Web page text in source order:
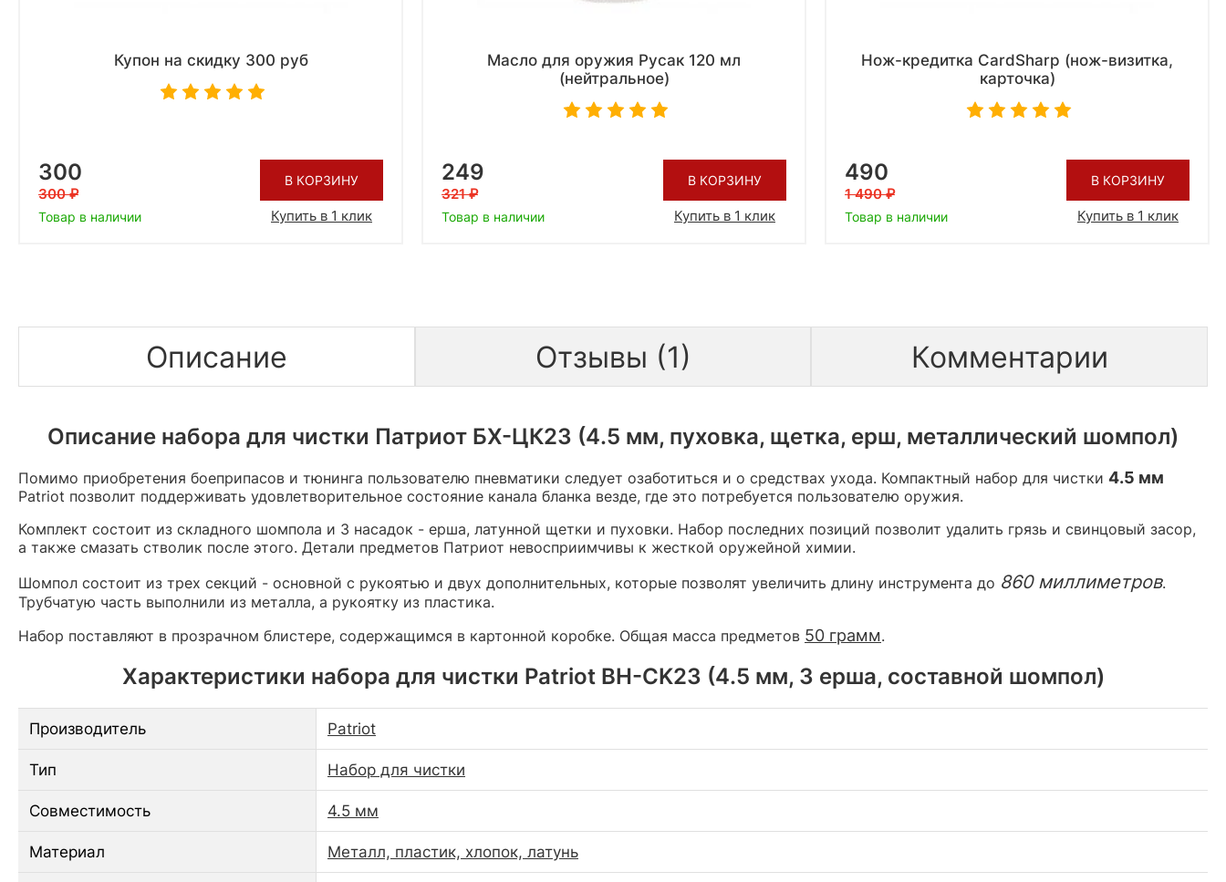
Купон на скидку 300 руб
300
300
Товар в наличии
В КОРЗИНУ
Купить в 1 клик
Масло для оружия Русак 120 мл
(нейтральное)
249
321
Товар в наличии
В КОРЗИНУ
Купить в 1 клик
Нож-кредитка CardSharp (нож-визитка,
карточка)
490
1 490
Товар в наличии
В КОРЗИНУ
Купить в 1 клик
Описание Отзывы (1) Комментарии
Описание набора для чистки Патриот БХ-ЦК23 (4.5 мм, пуховка, щетка, ерш, металлический шомпол)
Помимо приобретения боеприпасов и тюнинга пользователю пневматики следует озаботиться и о средствах ухода. Компактный набор для чистки 4.5 мм
Patriot позволит поддерживать удовлетворительное состояние канала бланка везде, где это потребуется пользователю оружия.
Комплект состоит из складного шомпола и 3 насадок - ерша, латунной щетки и пуховки. Набор последних позиций позволит удалить грязь и свинцовый засор,
а также смазать стволик после этого. Детали предметов Патриот невосприимчивы к жесткой оружейной химии.
Шомпол состоит из трех секций - основной с рукоятью и двух дополнительных, которые позволят увеличить длину инструмента до 860 миллиметров.
Трубчатую часть выполнили из металла, а рукоятку из пластика.
Набор поставляют в прозрачном блистере, содержащимся в картонной коробке. Общая масса предметов 50 грамм.
Характеристики набора для чистки Patriot BH-CK23 (4.5 мм, 3 ерша, составной шомпол)
Производитель Patriot
Тип Набор для чистки
Совместимость 4.5 мм
Материал Металл, пластик, хлопок, латунь